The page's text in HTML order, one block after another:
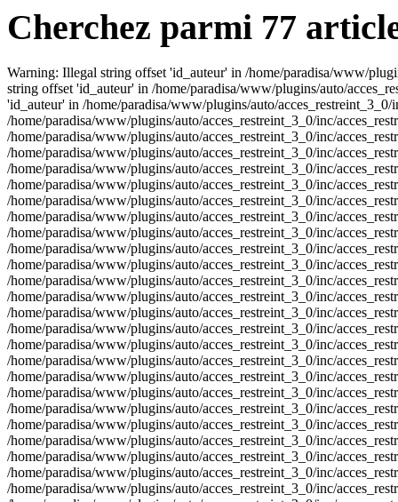
Cherchez parmi 77
Warning: Illegal string offset 'id_auteur' in /home/paradisa/www/
string offset 'id_auteur' in /home/paradisa/www/plugins/auto/
'id_auteur' in /home/paradisa/www/plugins/auto/
/home/paradisa/www/plugins/auto/acces_restreint_3_0/inc/
/home/paradisa/www/plugins/auto/acces_restreint_3_0/inc/
/home/paradisa/www/plugins/auto/acces_restreint_3_0/inc/
/home/paradisa/www/plugins/auto/acces_restreint_3_0/inc/
/home/paradisa/www/plugins/auto/acces_restreint_3_0/inc/
/home/paradisa/www/plugins/auto/acces_restreint_3_0/inc/
/home/paradisa/www/plugins/auto/acces_restreint_3_0/inc/
/home/paradisa/www/plugins/auto/acces_restreint_3_0/inc/
/home/paradisa/www/plugins/auto/acces_restreint_3_0/inc/
/home/paradisa/www/plugins/auto/acces_restreint_3_0/inc/
/home/paradisa/www/plugins/auto/acces_restreint_3_0/inc/
/home/paradisa/www/plugins/auto/acces_restreint_3_0/inc/
/home/paradisa/www/plugins/auto/acces_restreint_3_0/inc/
/home/paradisa/www/plugins/auto/acces_restreint_3_0/inc/
/home/paradisa/www/plugins/auto/acces_restreint_3_0/inc/
/home/paradisa/www/plugins/auto/acces_restreint_3_0/inc/
/home/paradisa/www/plugins/auto/acces_restreint_3_0/inc/
/home/paradisa/www/plugins/auto/acces_restreint_3_0/inc/
/home/paradisa/www/plugins/auto/acces_restreint_3_0/inc/
/home/paradisa/www/plugins/auto/acces_restreint_3_0/inc/
/home/paradisa/www/plugins/auto/acces_restreint_3_0/inc/
/home/paradisa/www/plugins/auto/acces_restreint_3_0/inc/
/home/paradisa/www/plugins/auto/acces_restreint_3_0/inc/
/home/paradisa/www/plugins/auto/acces_restreint_3_0/inc/